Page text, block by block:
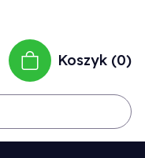
Koszyk 0